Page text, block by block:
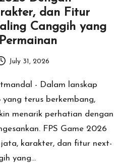
dan Fitur
Canggih yang
July 31, 2026
- Dalam lanskap
yang terus berkembang,
menarik perhatian dengan
FPS Game 2026
karakter, dan fitur next-
yang…